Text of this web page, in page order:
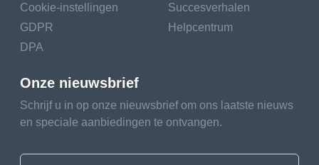
Cookie-instellingen
GDPR
DPA
Succesverhalen
Helpcentrum
Onze nieuwsbrief
Schrijf u in op onze nieuwsbrief om ons laatste nieuws
en speciale aanbiedingen te ontvangen.